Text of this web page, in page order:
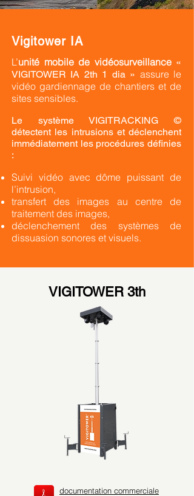
Vigitower IA
L’unité mobile de vidéosurveillance «
VIGITOWER IA 2th 1 dia » assure le
vidéo gardiennage de chantiers et de
sites sensibles.
Le système VIGITRACKING ©
détectent les intrusions et déclenchent
immédiatement les procédures définies
:
Suivi vidéo avec dôme puissant de
l’intrusion,
transfert des images au centre de
traitement des images,
déclenchement des systèmes de
dissuasion sonores et visuels.
VIGITOWER 3th
documentation commerciale